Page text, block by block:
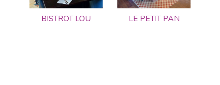
BISTROT LOU LE PETIT PAN